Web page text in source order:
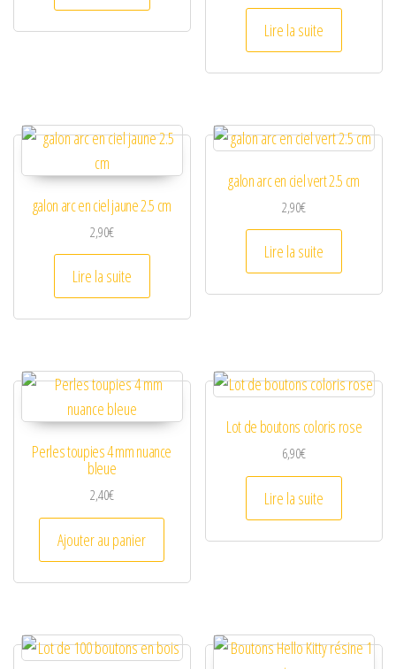
Lire la suite
galon arc en ciel jaune 2.5 cm
2,90€
Lire la suite
galon arc en ciel vert 2.5 cm
2,90€
Lire la suite
Perles toupies 4 mm nuance
bleue
2,40€
Ajouter au panier
Lot de boutons coloris rose
6,90€
Lire la suite